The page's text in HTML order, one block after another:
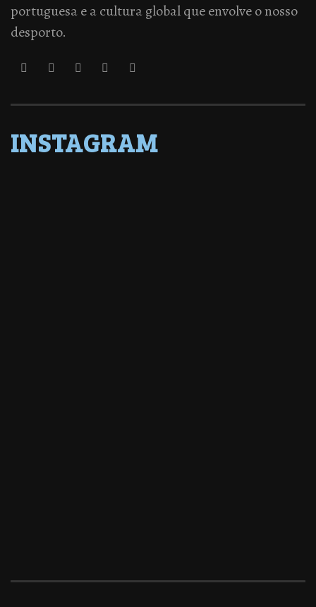
portuguesa e a cultura global que envolve o nosso
desporto.
INSTAGRAM